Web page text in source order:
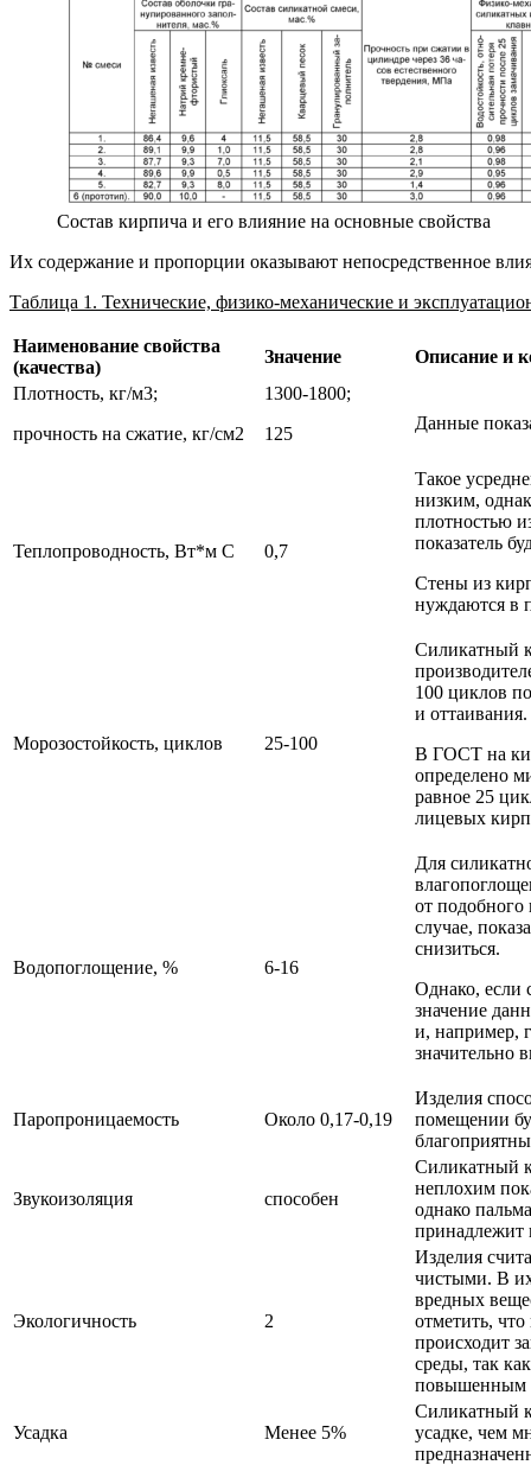
Состав кирпича и его влияние на основные свойства
Их содержание и пропорции оказывают непосредственное
Таблица 1. Технические, физико-механические и
Наименование свойства
(качества)
Значение
Описание и
Плотность, кг/м3;
прочность на сжатие, кг/см2
1300-1800;
125
Данные
Теплопроводность, Вт*м С 0,7
Такое
низким,
плотностью
показатель
Стены из
нуждаются в
Морозостойкость, циклов 25-100
Силикатный
100 циклов
и оттаивания.
В ГОСТ на
определено
равное 25
лицевых
Водопоглощение, % 6-16
Для
от подобного
случае,
снизиться.
Однако, если
значение
и, например,
значительно
Паропроницаемость Около 0,17-0,19
Изделия
помещении
Звукоизоляция способен
Силикатный
неплохим
однако
принадлежит
Экологичность 2
Изделия
чистыми. В их
вредных
отметить,
происходит
среды, так
повышенным
Усадка Менее 5%
Силикатный
усадке, чем